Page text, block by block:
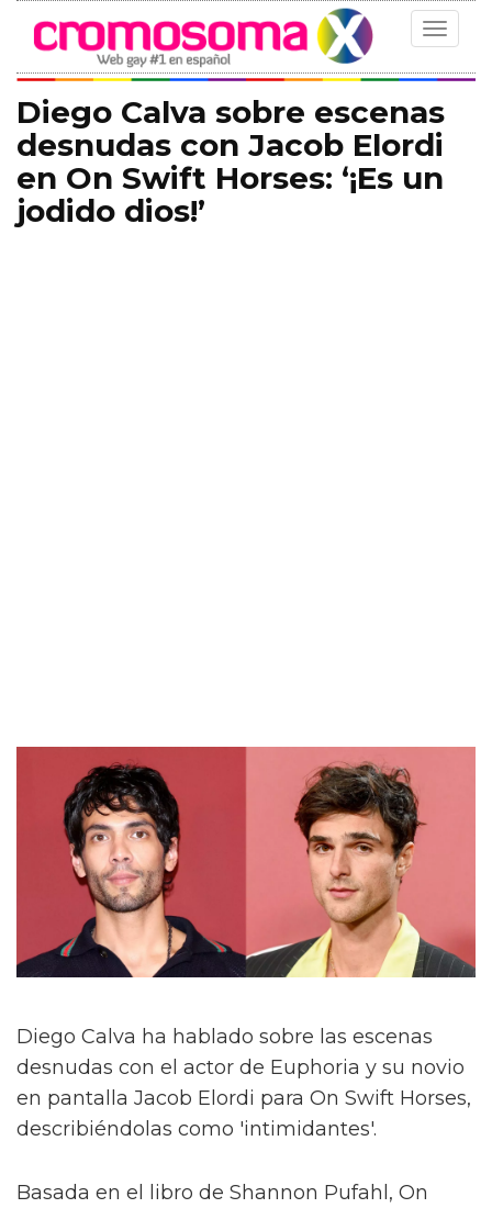
Toggle
Diego Calva sobre escenas
desnudas con Jacob Elordi
en On Swift Horses: ‘¡Es un
jodido dios!’
Diego Calva ha hablado sobre las escenas
desnudas con el actor de Euphoria y su novio
en pantalla Jacob Elordi para On Swift Horses,
describiéndolas como 'intimidantes'.
Basada en el libro de Shannon Pufahl, On